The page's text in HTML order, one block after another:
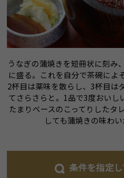
うなぎの蒲焼きを短冊状に刻み
に盛る。これを自分で茶碗によ
2杯目は薬味を散らし、3杯目は
てさらさらと。1品で3度おいし
たまりベースのこってりしたタ
しても蒲焼きの味わい
条件を指定